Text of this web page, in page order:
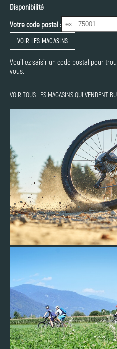
Disponibilité
Votre code postal :
VOIR LES MAGASINS
Veuillez saisir un code postal pour
vous.
VOIR TOUS LES MAGASINS QUI VENDENT